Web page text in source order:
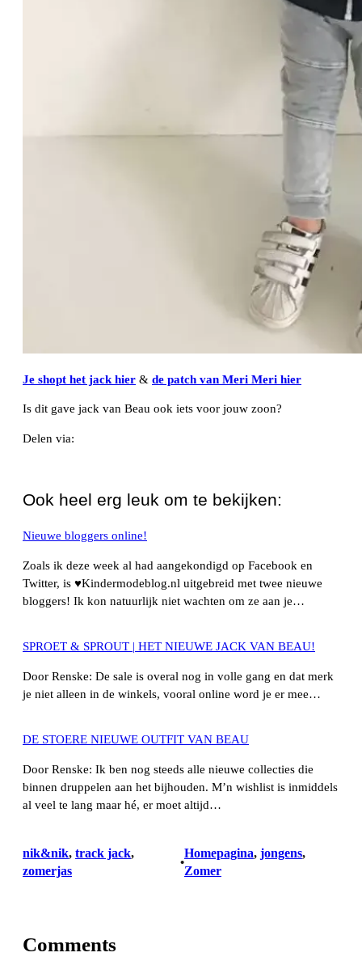
Je shopt het jack hier & de patch van Meri Meri hier
Is dit gave jack van Beau ook iets voor jouw zoon?
Delen via:
Ook heel erg leuk om te bekijken:
Nieuwe bloggers online!
Zoals ik deze week al had aangekondigd op Facebook en
Twitter, is ♥Kindermodeblog.nl uitgebreid met twee nieuwe
bloggers! Ik kon natuurlijk niet wachten om ze aan je…
SPROET & SPROUT | HET NIEUWE JACK VAN BEAU!
Door Renske: De sale is overal nog in volle gang en dat merk
je niet alleen in de winkels, vooral online word je er mee…
DE STOERE NIEUWE OUTFIT VAN BEAU
Door Renske: Ik ben nog steeds alle nieuwe collecties die
binnen druppelen aan het bijhouden. M’n wishlist is inmiddels
al veel te lang maar hé, er moet altijd…
nik&nik, track jack
zomerjas
•
Homepagina, jongens ,
Zomer
Comments